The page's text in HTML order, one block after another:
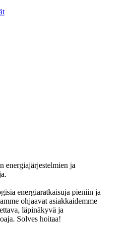
energiajärjestelmien ja
energiaratkaisuja pieniin ja
ohjaavat asiakkaidemme
läpinäkyvä ja
Solves hoitaa!